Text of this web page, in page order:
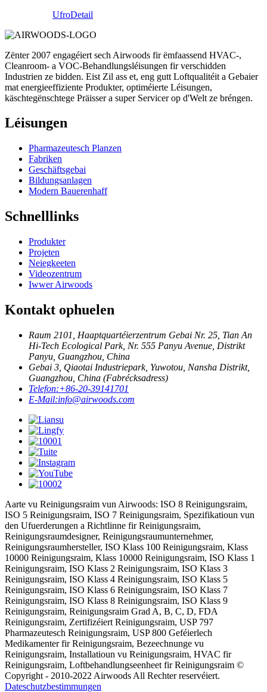
UfroDetail
Zënter 2007 engagéiert sech Airwoods fir ëmfaassend HVAC-,
Cleanroom- a VOC-Behandlungsléisungen fir verschidden
Industrien ze bidden. Eist Zil ass et, eng gutt Loftqualitéit a Gebaier
mat energieeffiziente Produkter, optiméierte Léisungen,
käschtegënschtege Präisser a super Servicer op d'Welt ze bréngen.
Léisungen
Pharmazeutesch Planzen
Fabriken
Geschäftsgebai
Bildungsanlagen
Modern Bauerenhaff
Schnelllinks
Produkter
Projeten
Neiegkeeten
Videozentrum
Iwwer Airwoods
Kontakt ophuelen
Raum 2101, Haaptquartéierzentrum Gebai Nr. 25, Tian An
Hi-Tech Ecological Park, Nr. 555 Panyu Avenue, Distrikt
Panyu, Guangzhou, China
Gebai 3, Qiaotai Industriepark, Yuwotou, Nansha Distrikt,
Guangzhou, China (Fabrécksadress)
Telefon:+86-20-39141701
E-Mail:info@airwoods.com
Aarte vu Reinigungsraim vun Airwoods: ISO 8 Reinigungsraim,
ISO 5 Reinigungsraim, ISO 7 Reinigungsraim, Spezifikatioun vun
den Ufuerderungen a Richtlinne fir Reinigungsraim,
Reinigungsraumdesigner, Reinigungsraumunternehmer,
Reinigungsraumhersteller, ISO Klass 100 Reinigungsraim, Klass
10000 Reinigungsraim, Klass 10000 Reinigungsraim, ISO Klass 1
Reinigungsraim, ISO Klass 2 Reinigungsraim, ISO Klass 3
Reinigungsraim, ISO Klass 4 Reinigungsraim, ISO Klass 5
Reinigungsraim, ISO Klass 6 Reinigungsraim, ISO Klass 7
Reinigungsraim, ISO Klass 8 Reinigungsraim, ISO Klass 9
Reinigungsraim, Reinigungsraim Grad A, B, C, D, FDA
Reinigungsraim, Zertifizéiert Reinigungsraim, USP 797
Pharmazeutesch Reinigungsraim, USP 800 Geféierlech
Medikamenter fir Reinigungsraim, Bezeechnunge vu
Reinigungsraim, Installatioun vu Reinigungsraim, HVAC fir
Reinigungsraim, Loftbehandlungseenheet fir Reinigungsraim ©
Copyright - 2010-2022 Airwoods All Rechter reservéiert.
Dateschutzbestimmungen